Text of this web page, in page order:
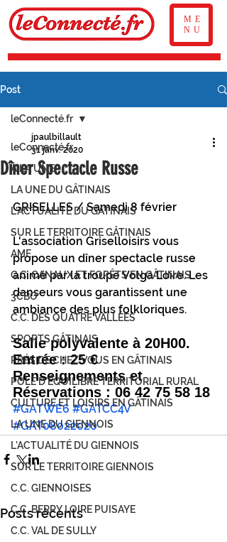
ME
NU
Post
leConnecté.fr
À LA UNE
LA UNE DU GÂTINAIS
L'ACTUALITÉ DU GÂTINAIS
SUR LE TERRITOIRE GÂTINAIS
AME
C.C. CANAUX ET FORÊTS EN GÂTINAIS
3CBO
C.C. DES QUATRE VALLÉES
SPORTS GÂTINAIS
PRÉS DE CHEZ VOUS EN GÂTINAIS
PÔLE D'ÉQUILIBRE TERRITORIAL RURAL
CULTURE ET LOISIRS EN GÂTINAIS
LA UNE DU GIENNOIS
L'ACTUALITÉ DU GIENNOIS
SUR LE TERRITOIRE GIENNOIS
C.C. GIENNOISES
C.C. BERRY LOIRE PUISAYE
C.C. VAL DE SULLY
leConnecté.fr
Dîner Spectacle Russe
jpaulbillault
31 janv. 2020
GRISELLES / Samedi 8 février
L'association Griselloisirs vous
propose un dîner spectacle russe
animé par la troupe Volga Loire. Les
danseurs vous garantissent une
ambiance des plus folkloriques.
Salle polyvalente à 20H00.
Entrée : 25 €
Renseignements et
Réservations : 06 42 75 58 18
#GATWE6 #GATCC4V
#GAT08022020
Posts récents